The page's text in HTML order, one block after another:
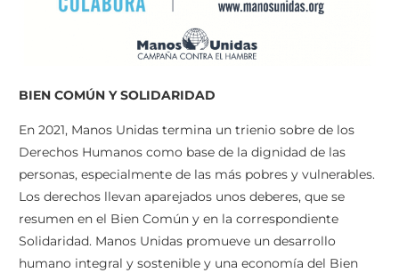
BIEN COMÚN Y SOLIDARIDAD
En 2021, Manos Unidas termina un trienio sobre de los
Derechos Humanos como base de la dignidad de las
personas, especialmente de las más pobres y vulnerables.
Los derechos llevan aparejados unos deberes, que se
resumen en el Bien Común y en la correspondiente
Solidaridad. Manos Unidas promueve un desarrollo
humano integral y sostenible y una economía del Bien